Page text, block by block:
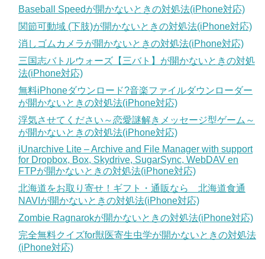
Baseball Speedが開かないときの対処法(iPhone対応)
関節可動域 (下肢)が開かないときの対処法(iPhone対応)
消しゴムカメラが開かないときの対処法(iPhone対応)
三国志バトルウォーズ【三バト】が開かないときの対処
法(iPhone対応)
無料iPhoneダウンロード?音楽ファイルダウンローダー
が開かないときの対処法(iPhone対応)
浮気させてください～恋愛謎解きメッセージ型ゲーム～
が開かないときの対処法(iPhone対応)
iUnarchive Lite – Archive and File Manager with support
for Dropbox, Box, Skydrive, SugarSync, WebDAV en
FTPが開かないときの対処法(iPhone対応)
北海道をお取り寄せ！ギフト・通販なら 北海道食通
NAVIが開かないときの対処法(iPhone対応)
Zombie Ragnarokが開かないときの対処法(iPhone対応)
完全無料クイズfor獣医寄生虫学が開かないときの対処法
(iPhone対応)